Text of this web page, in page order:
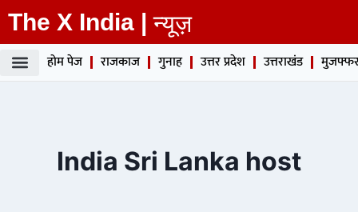
The X India | न्यूज़
होम पेज राजकाज गुनाह उत्तर प्रदेश उत्तराखंड
India Sri Lanka host